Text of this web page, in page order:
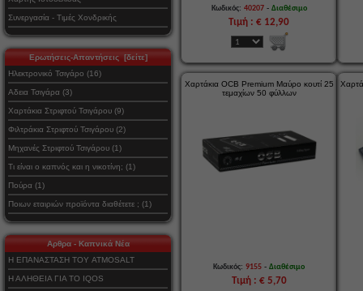
Συνεργασία - Τιμές Χονδρικής
Ερωτήσεις-Απαντήσεις [δείτε]
Ηλεκτρονικό Τσιγάρο (16)
Αδεια Τσιγάρα (3)
Χαρτάκια Στριφτού Τσιγάρου (9)
Φιλτράκια Στριφτού Τσιγάρου (2)
Μηχανές Στριφτού Τσιγάρου (1)
Τι είναι ο καπνός και η νικοτίνη; (1)
Πούρα (1)
Ποιων εταιριών προϊόντα διαθέτετε ; (1)
Αρθρα - Καπνικά Νέα
Η ΕΠΑΝΑΣΤΑΣΗ ΤΟΥ ATMOSALT
Η ΑΛΗΘΕΙΑ ΓΙΑ ΤΟ IQOS
Κωδικός: 40207- Διαθέσιμο
Τιμή : € 12,90
Χαρτάκια OCB Premium Μαύρο κουτί 25
τεμαχίων 50 φύλλων
Κωδικός: 9155 -Διαθέσιμο
Τιμή : € 5,70